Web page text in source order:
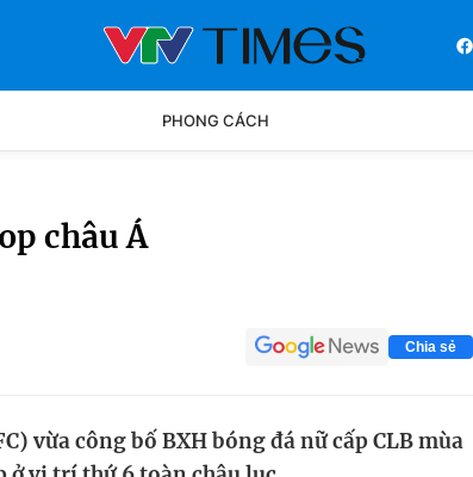
PHONG CÁCH
châu Á
Chia sẻ
vừa công bố BXH bóng đá nữ cấp CLB mùa